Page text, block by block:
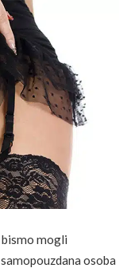
bismo mogli
osoba